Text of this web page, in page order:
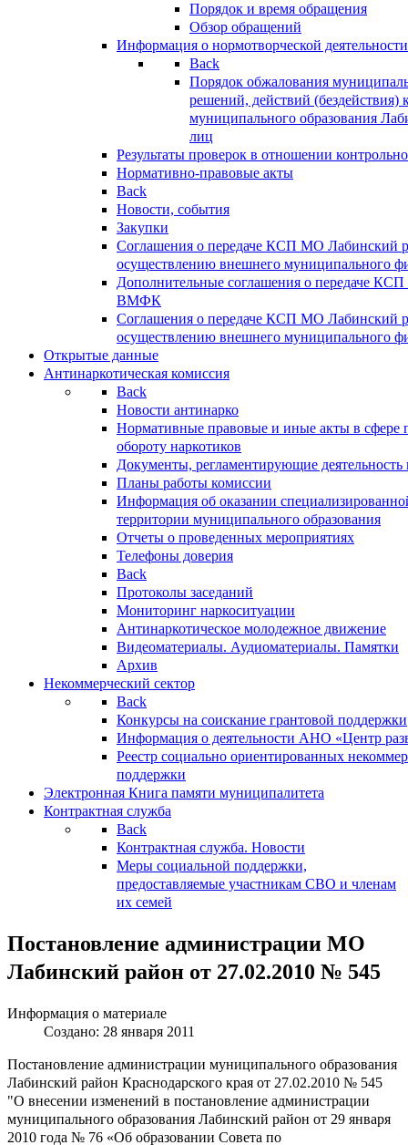
Порядок и время обращения
Обзор обращений
Информация о нормотворческой деятельности
Back
Порядок обжалования
решений, действий (бездействия)
муниципального образования
лиц
Результаты проверок в отношении
Нормативно-правовые акты
Back
Новости, события
Закупки
Соглашения о передаче КСП МО Лабинский
осуществлению внешнего муниципального
Дополнительные соглашения о передаче
ВМФК
Соглашения о передаче КСП МО Лабинский
осуществлению внешнего муниципального
Открытые данные
Антинаркотическая комиссия
Back
Новости антинарко
Нормативные правовые и иные акты в сфере
обороту наркотиков
Документы, регламентирующие деятельность
Планы работы комиссии
Информация об оказании
территории муниципального образования
Отчеты о проведенных мероприятиях
Телефоны доверия
Back
Протоколы заседаний
Мониторинг наркоситуации
Антинаркотическое молодежное движение
Видеоматериалы. Аудиоматериалы. Памятки
Архив
Некоммерческий сектор
Back
Конкурсы на соискание грантовой поддержки
Информация о деятельности АНО «Центр
Реестр социально ориентированных
поддержки
Электронная Книга памяти муниципалитета
Контрактная служба
Back
Контрактная служба. Новости
Меры социальной поддержки,
предоставляемые участникам СВО и членам
их семей
Постановление администрации МО
Лабинский район от 27.02.2010 № 545
Информация о материале
Создано: 28 января 2011
Постановление администрации муниципального образования
Лабинский район Краснодарского края от 27.02.2010 № 545
"О внесении изменений в постановление администрации
муниципального образования Лабинский район от 29 января
2010 года № 76 «Об образовании Совета по